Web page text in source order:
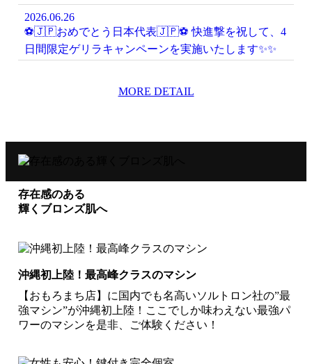
2026.06.26
⚽️🇯🇵おめでとう日本代表🇯🇵⚽️ 快進撃を祝して、4
日間限定ゲリラキャンペーンを実施いたします✨️✨️
MORE DETAIL
存在感のある
輝くブロンズ肌へ
沖縄初上陸！最高峰クラスのマシン
【おもろまち店】に国内でも名高いソルトロン社の”最
強マシン”が沖縄初上陸！ここでしか味わえない最強パ
ワーのマシンを是非、ご体験ください！